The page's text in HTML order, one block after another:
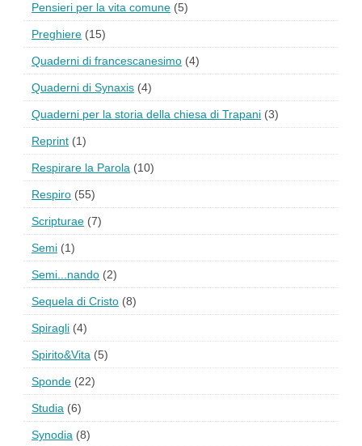
Pensieri per la vita comune (5)
Preghiere (15)
Quaderni di francescanesimo (4)
Quaderni di Synaxis (4)
Quaderni per la storia della chiesa di Trapani (3)
Reprint (1)
Respirare la Parola (10)
Respiro (55)
Scripturae (7)
Semi (1)
Semi...nando (2)
Sequela di Cristo (8)
Spiragli (4)
Spirito&Vita (5)
Sponde (22)
Studia (6)
Synodia (8)